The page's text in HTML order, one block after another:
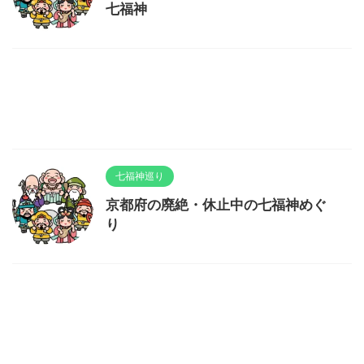
七福神
七福神巡り
京都府の廃絶・休止中の七福神めぐ
り